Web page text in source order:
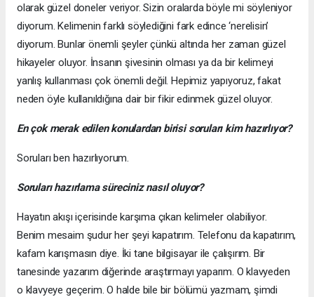
olarak güzel doneler veriyor. Sizin oralarda böyle mi söyleniyor
diyorum. Kelimenin farklı söylediğini fark edince ‘nerelisin’
diyorum. Bunlar önemli şeyler çünkü altında her zaman güzel
hikayeler oluyor. İnsanın şivesinin olması ya da bir kelimeyi
yanlış kullanması çok önemli değil. Hepimiz yapıyoruz, fakat
neden öyle kullanıldığına dair bir fikir edinmek güzel oluyor.
En çok merak edilen konulardan birisi soruları kim hazırlıyor?
Soruları ben hazırlıyorum.
Soruları hazırlama süreciniz nasıl oluyor?
Hayatın akışı içerisinde karşıma çıkan kelimeler olabiliyor.
Benim mesaim şudur her şeyi kapatırım. Telefonu da kapatırım,
kafam karışmasın diye. İki tane bilgisayar ile çalışırım. Bir
tanesinde yazarım diğerinde araştırmayı yaparım. O klavyeden
o klavyeye geçerim. O halde bile bir bölümü yazmam, şimdi